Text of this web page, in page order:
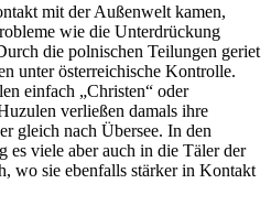
mit der Außenwelt kamen,
wie die Unterdrückung
die polnischen Teilungen geriet
unter österreichische Kontrolle.
einfach „Christen“ oder
verließen damals ihre
gleich nach Übersee. In den
es viele aber auch in die Täler der
wo sie ebenfalls stärker in Kontakt